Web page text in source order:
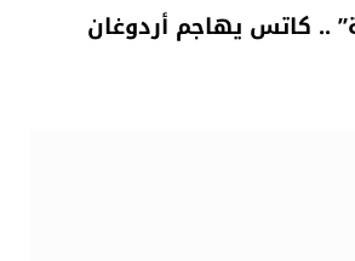
.. كاتس يهاجم أردوغان